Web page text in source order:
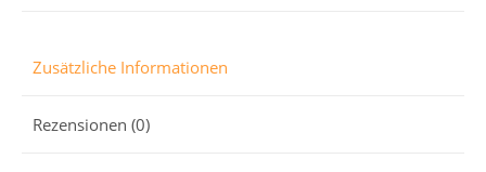
Zusätzliche Informationen
Rezensionen (0)